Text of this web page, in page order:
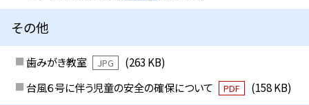
その他
歯みがき教室 JPG
(263 KB)
台風６号に伴う児童の安全の確保について
PDF (158 KB)